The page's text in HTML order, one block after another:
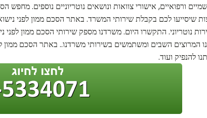
ורפואיים, אישורי צוואות ונושאים נוטריוניים נוספים. מחפש
שיסייעו לכם בקבלת שירותי המשרד. באתר הסכם ממון לפני
נוטריוני. התקשרו היום. משרדנו מספק שירותי הסכם ממון לפני
השבים ומשתמשים בשירותי משרדנו.. באתר הסכם ממון
להנפיק ועוד.